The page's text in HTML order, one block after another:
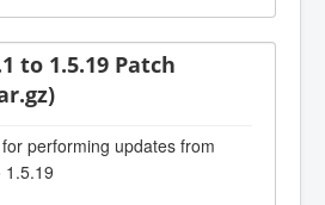
to 1.5.19 Patch
performing updates from
1.5.19